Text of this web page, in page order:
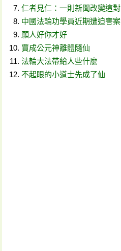
仁者見仁：一則新聞改變這對
中國法輪功學員近期遭迫害案
願人好你才好
賈成公元神離體隨仙
法輪大法帶給人些什麼
不起眼的小道士先成了仙